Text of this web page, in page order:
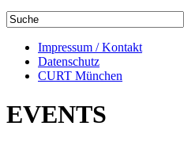
Impressum / Kontakt
Datenschutz
CURT München
EVENTS